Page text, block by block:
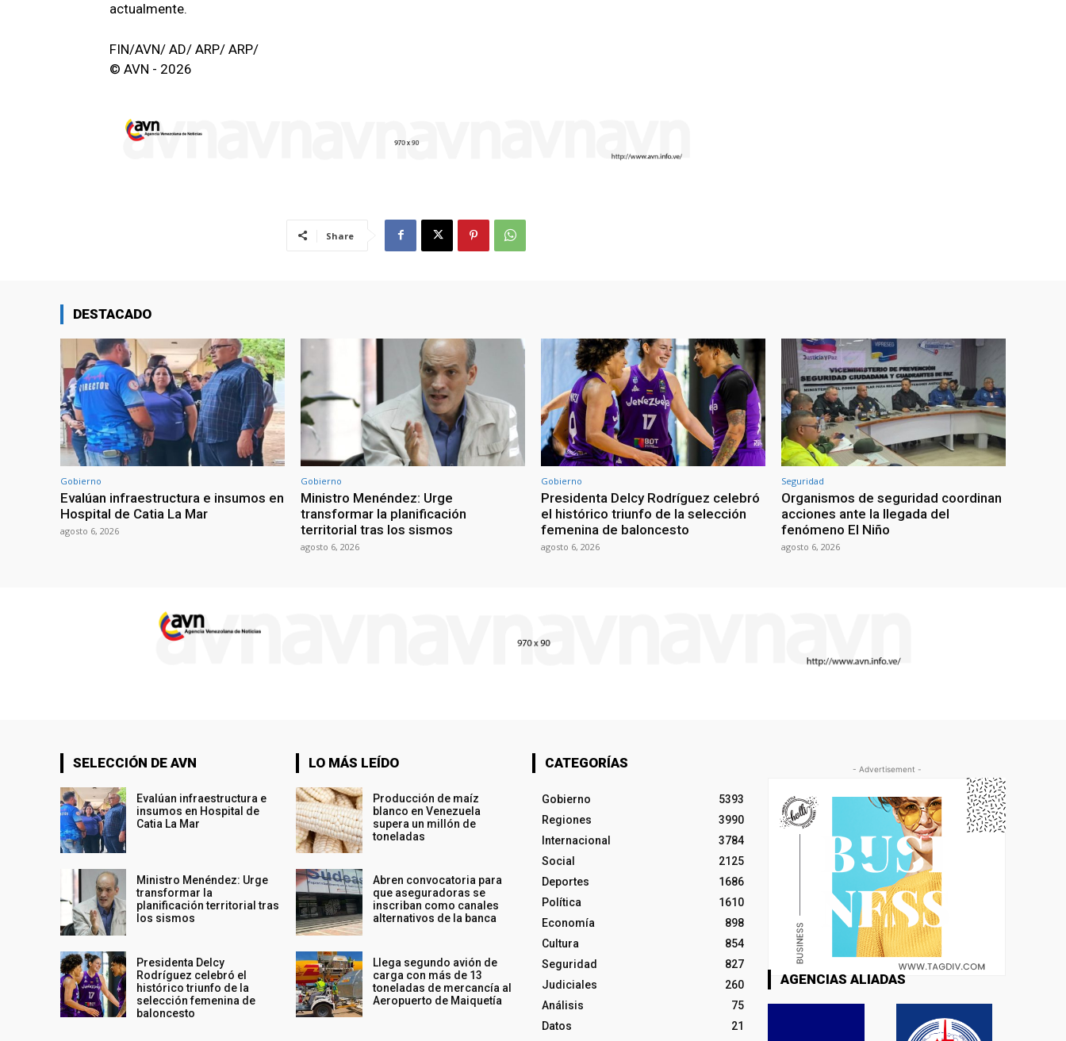
actualmente.
FIN/AVN/ AD/ ARP/ ARP/
© AVN - 2026
Share
DESTACADO
Gobierno
Evalúan infraestructura e insumos en
Hospital de Catia La Mar
agosto 6, 2026
Gobierno
Ministro Menéndez: Urge
transformar la planificación
territorial tras los sismos
agosto 6, 2026
Gobierno
Presidenta Delcy Rodríguez celebró
el histórico triunfo de la selección
femenina de baloncesto
agosto 6, 2026
Seguridad
Organismos de seguridad coordinan
acciones ante la llegada del
fenómeno El Niño
agosto 6, 2026
SELECCIÓN DE AVN
Evalúan infraestructura e
insumos en Hospital de
Catia La Mar
Ministro Menéndez: Urge
transformar la
planificación territorial tras
los sismos
Presidenta Delcy
Rodríguez celebró el
histórico triunfo de la
selección femenina de
baloncesto
LO MÁS LEÍDO
Producción de maíz
blanco en Venezuela
supera un millón de
toneladas
Abren convocatoria para
que aseguradoras se
inscriban como canales
alternativos de la banca
Llega segundo avión de
carga con más de 13
toneladas de mercancía al
Aeropuerto de Maiquetía
CATEGORÍAS
Gobierno
5393
Regiones
3990
Internacional
3784
Social
2125
Deportes
1686
Política
1610
Economía
898
Cultura
854
Seguridad
827
Judiciales
260
Análisis
75
Datos
21
- Advertisement -
AGENCIAS ALIADAS